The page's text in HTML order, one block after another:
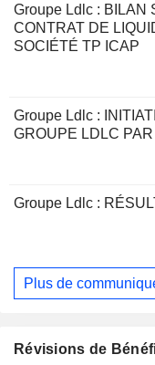
Groupe Ldlc : BILAN
CONTRAT DE
SOCIÉTÉ TP ICAP
Groupe Ldlc :
GROUPE LDLC
Groupe Ldlc :
Plus de
Révisions de